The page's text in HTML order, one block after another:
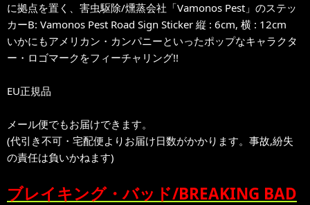
に拠点を置く、害虫駆除/燻蒸会社「Vamonos Pest」のステッ
カーB: Vamonos Pest Road Sign Sticker 縦 : 6cm, 横 : 12cm
いかにもアメリカン・カンパニーといったポップなキャラクタ
ー・ロゴマークをフィーチャリング!!
EU正規品
メール便でもお届けできます。
(代引き不可・宅配便よりお届け日数がかかります。事故,紛失
の責任は負いかねます)
ブレイキング・バッド/BREAKING BAD